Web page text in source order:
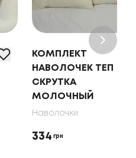
КОМПЛЕКТ
НАВОЛОЧЕК ТЕП
СКРУТКА
МОЛОЧНЫЙ
Наволочки
334 грн